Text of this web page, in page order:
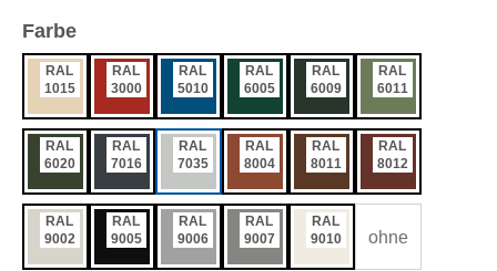
Farbeauswählen
RAL
1015
RAL
3000
RAL
5010
RAL
6005
RAL
6009
RAL
6011
RAL
6020
RAL
7016
RAL
7035
RAL
8004
RAL
8011
RAL
8012
RAL
9002
RAL
9005
RAL
9006
RAL
9007
RAL
9010
ohne